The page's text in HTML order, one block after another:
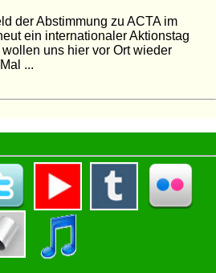
der Abstimmung zu ACTA im
ein internationaler Aktionstag
uns hier vor Ort wieder
...